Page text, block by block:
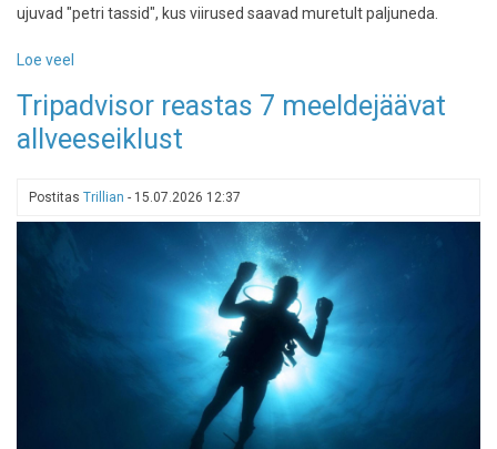
ujuvad "petri tassid", kus viirused saavad muretult paljuneda.
Loe veel
ujuvatest
minilinnadest:
on
Tripadvisor reastas 7 meeldejäävat
allveeseiklust
Postitas Trillian - 15.07.2026 12:37